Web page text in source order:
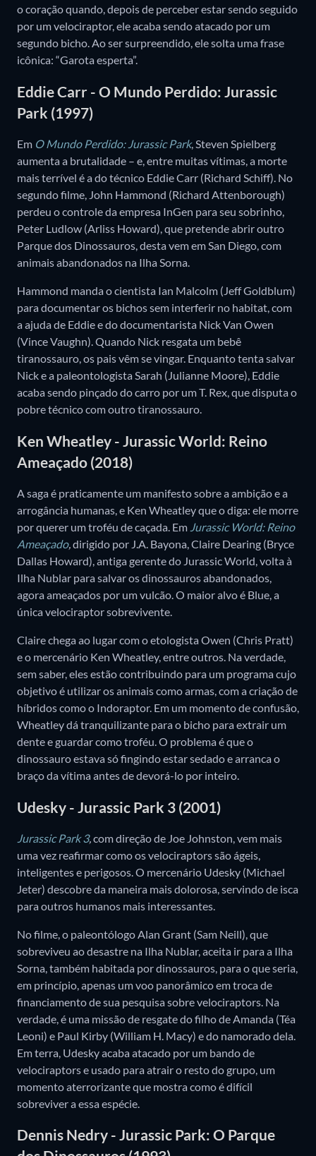
o coração quando, depois de perceber estar sendo seguido
por um velociraptor, ele acaba sendo atacado por um
segundo bicho. Ao ser surpreendido, ele solta uma frase
icônica: “Garota esperta”.
Eddie Carr - O Mundo Perdido: Jurassic
Park (1997)
Em O Mundo Perdido: Jurassic Park, Steven Spielberg
aumenta a brutalidade – e, entre muitas vítimas, a morte
mais terrível é a do técnico Eddie Carr (Richard Schiff). No
segundo filme, John Hammond (Richard Attenborough)
perdeu o controle da empresa InGen para seu sobrinho,
Peter Ludlow (Arliss Howard), que pretende abrir outro
Parque dos Dinossauros, desta vem em San Diego, com
animais abandonados na Ilha Sorna.
Hammond manda o cientista Ian Malcolm (Jeff Goldblum)
para documentar os bichos sem interferir no habitat, com
a ajuda de Eddie e do documentarista Nick Van Owen
(Vince Vaughn). Quando Nick resgata um bebê
tiranossauro, os pais vêm se vingar. Enquanto tenta salvar
Nick e a paleontologista Sarah (Julianne Moore), Eddie
acaba sendo pinçado do carro por um T. Rex, que disputa o
pobre técnico com outro tiranossauro.
Ken Wheatley - Jurassic World: Reino
Ameaçado (2018)
A saga é praticamente um manifesto sobre a ambição e a
arrogância humanas, e Ken Wheatley que o diga: ele morre
por querer um troféu de caçada. Em Jurassic World: Reino
Ameaçado,dirigido por J.A. Bayona, Claire Dearing (Bryce
Dallas Howard), antiga gerente do Jurassic World, volta à
Ilha Nublar para salvar os dinossauros abandonados,
agora ameaçados por um vulcão. O maior alvo é Blue, a
única velociraptor sobrevivente.
Claire chega ao lugar com o etologista Owen (Chris Pratt)
e o mercenário Ken Wheatley, entre outros. Na verdade,
sem saber, eles estão contribuindo para um programa cujo
objetivo é utilizar os animais como armas, com a criação de
híbridos como o Indoraptor. Em um momento de confusão,
Wheatley dá tranquilizante para o bicho para extrair um
dente e guardar como troféu. O problema é que o
dinossauro estava só fingindo estar sedado e arranca o
braço da vítima antes de devorá-lo por inteiro.
Udesky - Jurassic Park 3 (2001)
Jurassic Park 3,com direção de Joe Johnston, vem mais
uma vez reafirmar como os velociraptors são ágeis,
inteligentes e perigosos. O mercenário Udesky (Michael
Jeter) descobre da maneira mais dolorosa, servindo de isca
para outros humanos mais interessantes.
No filme, o paleontólogo Alan Grant (Sam Neill), que
sobreviveu ao desastre na Ilha Nublar, aceita ir para a Ilha
Sorna, também habitada por dinossauros, para o que seria,
em princípio, apenas um voo panorâmico em troca de
financiamento de sua pesquisa sobre velociraptors. Na
verdade, é uma missão de resgate do filho de Amanda (Téa
Leoni) e Paul Kirby (William H. Macy) e do namorado dela.
Em terra, Udesky acaba atacado por um bando de
velociraptors e usado para atrair o resto do grupo, um
momento aterrorizante que mostra como é difícil
sobreviver a essa espécie.
Dennis Nedry - Jurassic Park: O Parque